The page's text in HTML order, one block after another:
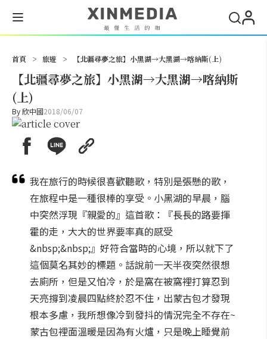
首頁 > 旅遊 > 【北疆尋夢之旅】小黑湖→大黑湖→喀納斯(上)
【北疆尋夢之旅】小黑湖→大黑湖→喀納斯
(上)
By欣中國2018/06/07
我在旅行的時候很喜歡聽歌，特別是張懸的歌，
在旅程中是一種很棒的享受。小黑湖的早晨，腦
中突然浮現『親愛的』這首歌：『長長的路要揮
霍的走，大大的世界要率真的感受
&nbsp;&nbsp;』好符合當時的心境，所以就下了
這個莫名其妙的標題。話說前一天半夜突然很想
去廁所，但是又怕冷，於是窩在被窩裡打算忍到
天亮撐到凌晨四點終於忍不住，出蒙古包才發現
根本多慮，我所想像冷到發抖的情況完全不存在~
蒙古包裡面溫暖是因為有火爐，只是晚上睡覺前